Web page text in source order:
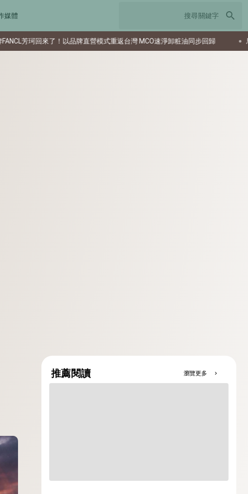
媒體 search
以品牌直營模式重返台灣 MCO速淨卸粧油同步回歸 馬雲雲鋒基金投資
推薦閱讀 瀏覽更多 chevron_right